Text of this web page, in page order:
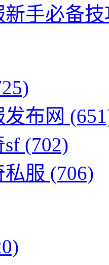
手必备
布网
sf (702)
私服 (706)